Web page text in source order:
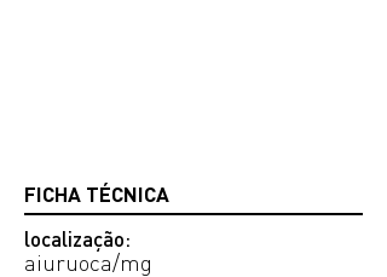
FICHA TÉCNICA
localização:
aiuruoca/mg